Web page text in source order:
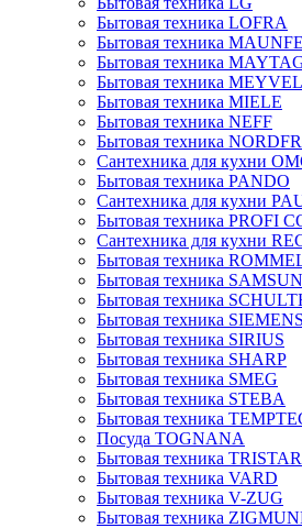
Бытовая техника LOFRA
Бытовая техника
Бытовая техника
Бытовая техника MEYVEL
Бытовая техника MIELE
Бытовая техника NEFF
Бытовая техника
Сантехника для кухни
Бытовая техника PANDO
Сантехника для кухни
Бытовая техника PROFI
Сантехника для кухни
Бытовая техника
Бытовая техника
Бытовая техника
Бытовая техника SIEMENS
Бытовая техника SIRIUS
Бытовая техника SHARP
Бытовая техника SMEG
Бытовая техника STEBA
Бытовая техника
Посуда TOGNANA
Бытовая техника TRISTAR
Бытовая техника VARD
Бытовая техника V-ZUG
Бытовая техника